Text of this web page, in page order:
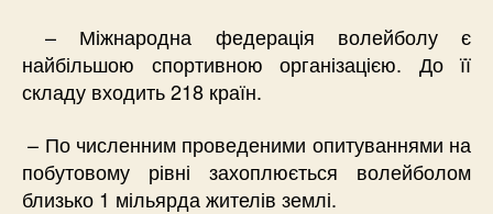
– Міжнародна федерація волейболу є
найбільшою спортивною організацією. До її
складу входить 218 країн.
– По численним проведеними опитуваннями на
побутовому рівні захоплюється волейболом
близько 1 мільярда жителів землі.